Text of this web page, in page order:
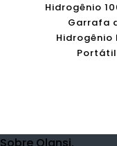
Hidrogênio
Garrafa
Hidrogênio
Portátil